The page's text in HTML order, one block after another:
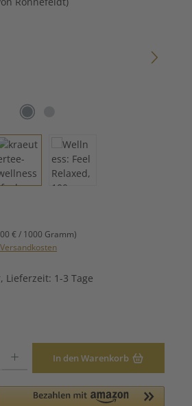
€ / 1000 Gramm)
Lieferzeit: 1-3 Tage
In den Warenkorb